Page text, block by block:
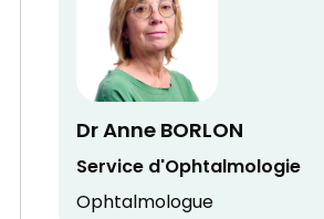
Dr Anne BORLON
Service d'Ophtalmologie
Ophtalmologue